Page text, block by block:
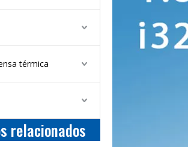
térmica
relacionados